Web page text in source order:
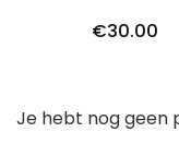
€30.00
Je hebt nog geen